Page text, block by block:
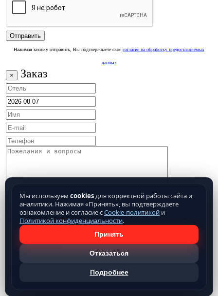
Нажимая кнопку отправить, Вы подтверждаете свое согласие на обработку предоставляемых
данных
× Заказ
Мы используем cookiesдля корректной работы сайта и
аналитики. Нажимая «Принять», вы подтверждаете
ознакомление и согласие сCookie-политикой и
Политикой конфиденциальности.
Принять
Отказаться
Подробнее